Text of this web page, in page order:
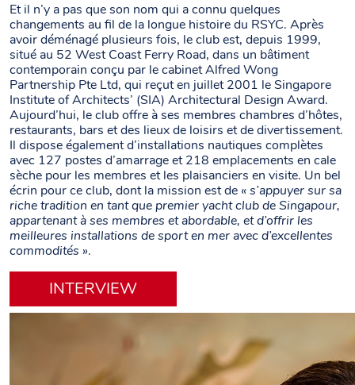
Et il n’y a pas que son nom qui a connu quelques
changements au fil de la longue histoire du RSYC. Après
avoir déménagé plusieurs fois, le club est, depuis 1999,
situé au 52 West Coast Ferry Road, dans un bâtiment
contemporain conçu par le cabinet Alfred Wong
Partnership Pte Ltd, qui reçut en juillet 2001 le Singapore
Institute of Architects’ (SIA) Architectural Design Award.
Aujourd’hui, le club offre à ses membres chambres d’hôtes,
restaurants, bars et des lieux de loisirs et de divertissement.
Il dispose également d’installations nautiques complètes
avec 127 postes d’amarrage et 218 emplacements en cale
sèche pour les membres et les plaisanciers en visite. Un bel
écrin pour ce club, dont la mission est de « s’appuyer sur sa
riche tradition en tant que premier yacht club de Singapour,
appartenant à ses membres et abordable, et d’offrir les
meilleures installations de sport en mer avec d’excellentes
commodités ».
INTERVIEW